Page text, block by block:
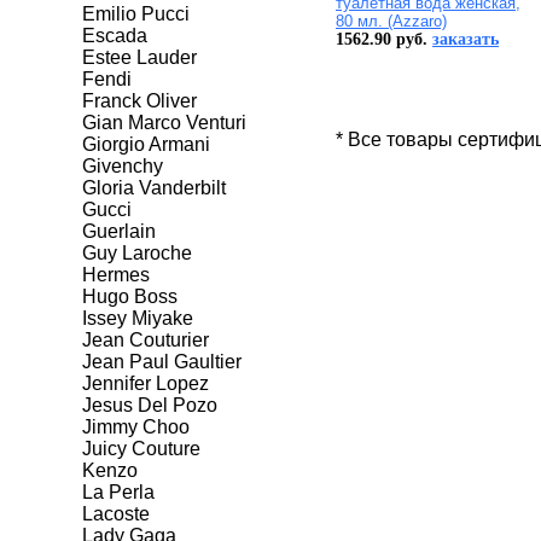
Emilio Pucci
Escada
Estee Lauder
Fendi
Franck Oliver
Gian Marco Venturi
Giorgio Armani
Givenchy
Gloria Vanderbilt
Gucci
Guerlain
Guy Laroche
Hermes
Hugo Boss
Issey Miyake
Jean Couturier
Jean Paul Gaultier
Jennifer Lopez
Jesus Del Pozo
Jimmy Choo
Juicy Couture
Kenzo
La Perla
Lacoste
Lady Gaga
80 мл. (Azzaro)
1562.90 руб. заказать
* Все товары